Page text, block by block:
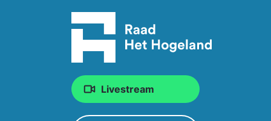
Livestream